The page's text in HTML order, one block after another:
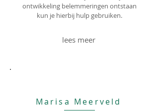
ontwikkeling belemmeringen ontstaan
kun je hierbij hulp gebruiken.
lees meer
Marisa Meerveld